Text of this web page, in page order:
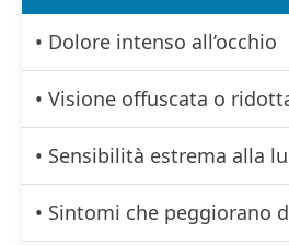
• Dolore intenso all’occhio
• Visione offuscata o
• Sensibilità estrema alla
• Sintomi che peggiorano